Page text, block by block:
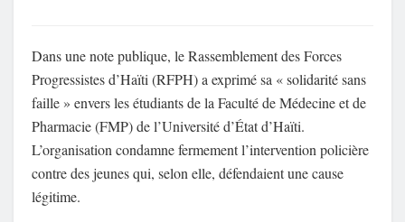
Dans une note publique, le Rassemblement des Forces
Progressistes d’Haïti (RFPH) a exprimé sa « solidarité sans
faille » envers les étudiants de la Faculté de Médecine et de
Pharmacie (FMP) de l’Université d’État d’Haïti.
L’organisation condamne fermement l’intervention policière
contre des jeunes qui, selon elle, défendaient une cause
légitime.